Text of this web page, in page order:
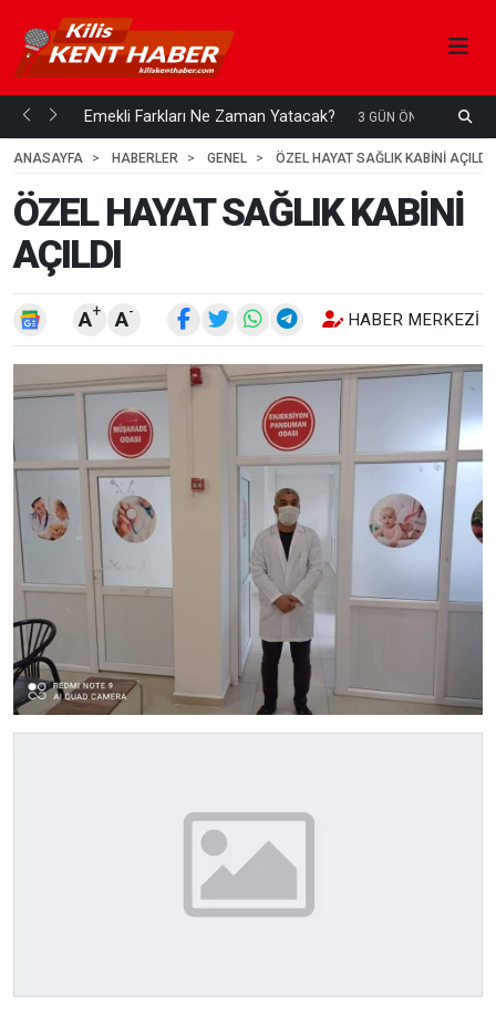
mi... Emekli Farkları Ne Zaman Yatacak? 3 GÜN ÖNCE
ANASAYFA
HABERLER GENEL ÖZEL HAYAT SAĞLIK KABİNİ AÇILDI
ÖZEL HAYAT SAĞLIK KABİNİ
AÇILDI
A+ A- HABER MERKEZI